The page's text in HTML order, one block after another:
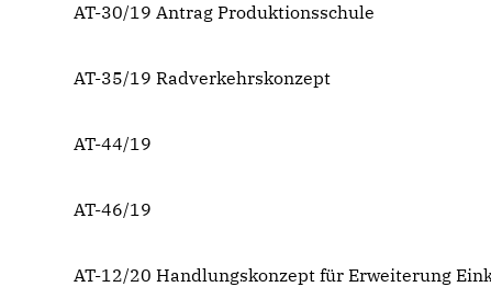
AT-30/19 Antrag Produktionsschule
AT-35/19 Radverkehrskonzept
AT-44/19
AT-46/19
AT-12/20 Handlungskonzept für Erweiterung